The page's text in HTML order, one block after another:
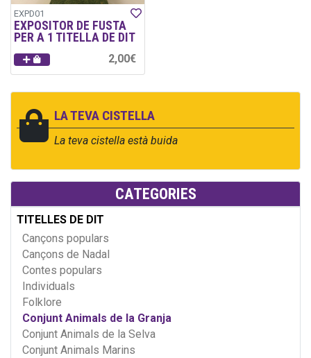
LA TEVA CISTELLA
La teva cistella està buida
CATEGORIES
TITELLES DE DIT
Cançons populars
Cançons de Nadal
Contes populars
Individuals
Folklore
Conjunt Animals de la Granja
Conjunt Animals de la Selva
Conjunt Animals Marins
EXPD01
EXPOSITOR DE FUSTA
PER A 1 TITELLA DE DIT
2,00€